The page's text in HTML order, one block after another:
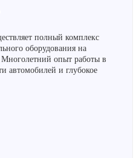
полный комплекс
оборудования на
опыт работы в
автомобилей и глубокое